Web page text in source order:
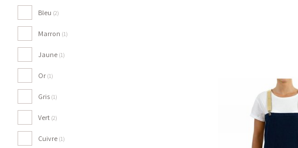
Bleu (2)
Marron (1)
Jaune (1)
Or (1)
Gris (1)
Vert (2)
Cuivre (1)